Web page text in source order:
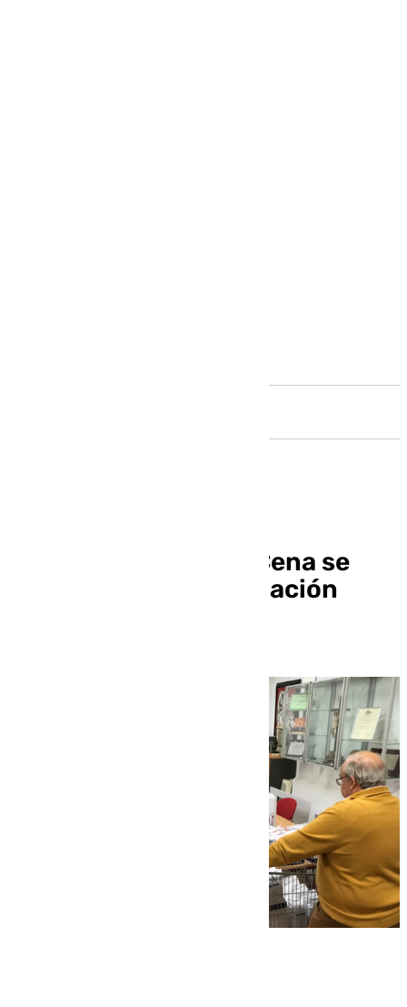
La Hermandad de la Cena se
incorporará a la Fundación